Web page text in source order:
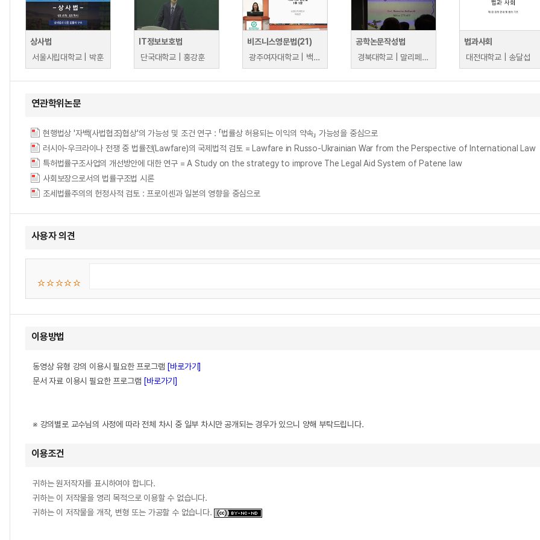
상사법
서울시립대학교 | 박훈
IT정보보호법
단국대학교 | 홍강훈
비즈니스영문법(21)
광주여자대학교 | 백혜진
공학논문작성법
경북대학교 | 말리페디 람모한
법과사회
대전대학교 | 송달섭
연관학위논문
현행법상 '자백(사법협조)협상'의 가능성 및 조건 연구 : 「법률상 허용되는 이익의 약속」 가능성을 중심으로
러시아-우크라이나 전쟁 중 법률전(Lawfare)의 국제법적 검토 = Lawfare in Russo-Ukrainian War from the Perspective of International Law
특허법률구조사업의 개선방안에 대한 연구 = A Study on the strategy to improve The Legal Aid System of Patene law
사회보장으로서의 법률구조법 시론
조세법률주의의 헌정사적 검토 : 프로이센과 일본의 영향을 중심으로
사용자 의견
이용방법
동영상 유형 강의 이용시 필요한 프로그램 [바로가기]
문서 자료 이용시 필요한 프로그램 [바로가기]
※ 강의별로 교수님의 사정에 따라 전체 차시 중 일부 차시만 공개되는 경우가 있으니 양해 부탁드립니다.
이용조건
귀하는 원저작자를 표시하여야 합니다.
귀하는 이 저작물을 영리 목적으로 이용할 수 없습니다.
귀하는 이 저작물을 개작, 변형 또는 가공할 수 없습니다.